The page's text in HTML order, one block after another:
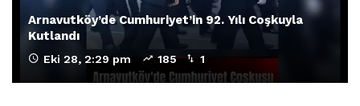
Arnavutköy’de Cumhuriyet’in 92. Yılı Coşkuyla
Kutlandı
Eki 28, 2:29 pm 185 1